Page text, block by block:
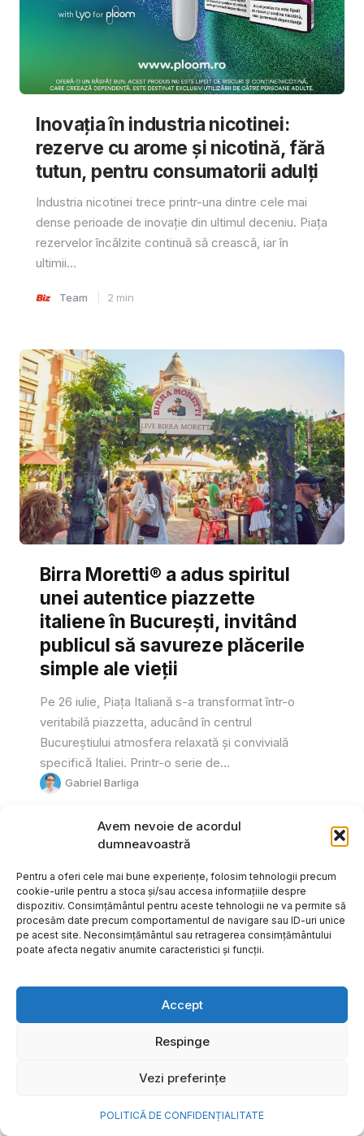
Avem nevoie de acordul
dumneavoastră
Pentru a oferi cele mai bune experiențe, folosim tehnologii precum
cookie-urile pentru a stoca și/sau accesa informațiile despre
dispozitiv. Consimțământul pentru aceste tehnologii ne va permite să
procesăm date precum comportamentul de navigare sau ID-uri unice
pe acest site. Neconsimțământul sau retragerea consimțământului
poate afecta negativ anumite caracteristici și funcții.
Accept
Respinge
Vezi preferințe
POLITICĂ DE CONFIDENȚIALITATE
Inovația în industria nicotinei:
rezerve cu arome și nicotină, fără
tutun, pentru consumatorii adulți
Industria nicotinei trece printr-una dintre cele mai
dense perioade de inovație din ultimul deceniu. Piața
rezervelor încălzite continuă să crească, iar în
ultimii...
Team 2 min
Birra Moretti® a adus spiritul
unei autentice piazzette
italiene în București, invitând
publicul să savureze plăcerile
simple ale vieții
Pe 26 iulie, Piața Italiană s-a transformat într-o
veritabilă piazzetta, aducând în centrul
Bucureștiului atmosfera relaxată și convivială
specifică Italiei. Printr-o serie de...
Gabriel Barliga
frumoase amintiri ale verii într-
o bijuterie Pandora pe care o